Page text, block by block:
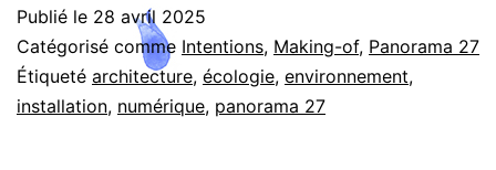
t-
Publié le 28 avril 2025
Catégorisé comme Intentions, Making-of, Panorama 27
Étiqueté architecture, écologie, environnement,
installation, numérique, panorama 27